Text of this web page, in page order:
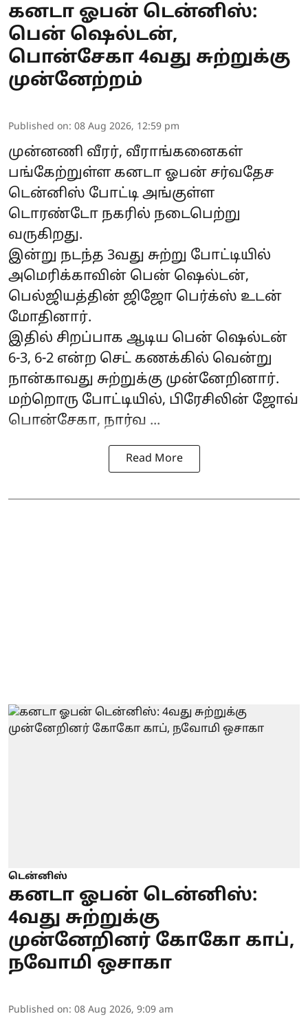
கனடா ஓபன் டென்னிஸ்:
பென் ஷெல்டன்,
பொன்சேகா 4வது சுற்றுக்கு
முன்னேற்றம்
Published on: 08 Aug 2026, 12:59 pm
முன்னணி வீரர், வீராங்கனைகள்
பங்கேற்றுள்ள கனடா ஓபன் சர்வதேச
டென்னிஸ் போட்டி அங்குள்ள
டொரண்டோ நகரில் நடைபெற்று
வருகிறது.
இன்று நடந்த 3வது சுற்று போட்டியில்
அமெரிக்காவின் பென் ஷெல்டன்,
பெல்ஜியத்தின் ஜிஜோ பெர்க்ஸ் உடன்
மோதினார்.
இதில் சிறப்பாக ஆடிய பென் ஷெல்டன்
6-3, 6-2 என்ற செட் கணக்கில் வென்று
நான்காவது சுற்றுக்கு முன்னேறினார்.
மற்றொரு போட்டியில், பிரேசிலின் ஜோவ்
பொன்சேகா, நார்வ ...
Read More
டென்னிஸ்
கனடா ஓபன் டென்னிஸ்:
4வது சுற்றுக்கு
முன்னேறினர் கோகோ காப்,
நவோமி ஒசாகா
Published on: 08 Aug 2026, 9:09 am